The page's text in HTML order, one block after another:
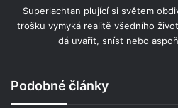
Superlachtan plující si světem
trošku vymyká realitě všedního
dá uvařit, sníst nebo
Podobné články